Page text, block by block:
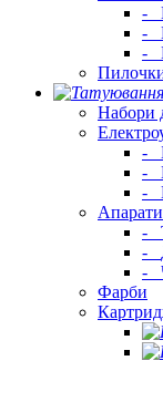
-
-
-
Набори
-
-
-
-
-
-
Фарби